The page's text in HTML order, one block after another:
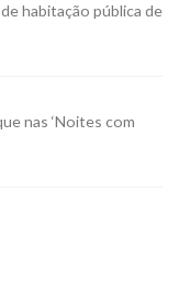
habitação pública de
nas ‘Noites com